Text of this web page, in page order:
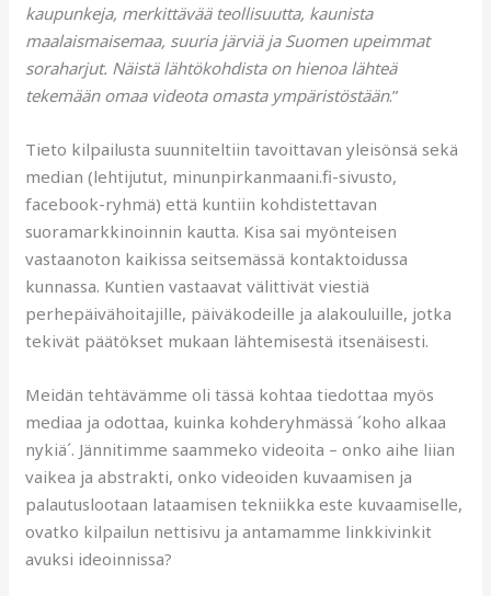
kaupunkeja, merkittävää teollisuutta, kaunista
maalaismaisemaa, suuria järviä ja Suomen upeimmat
soraharjut. Näistä lähtökohdista on hienoa lähteä
tekemään omaa videota omasta ympäristöstään.”
Tieto kilpailusta suunniteltiin tavoittavan yleisönsä sekä
median (lehtijutut, minunpirkanmaani.fi-sivusto,
facebook-ryhmä) että kuntiin kohdistettavan
suoramarkkinoinnin kautta. Kisa sai myönteisen
vastaanoton kaikissa seitsemässä kontaktoidussa
kunnassa. Kuntien vastaavat välittivät viestiä
perhepäivähoitajille, päiväkodeille ja alakouluille, jotka
tekivät päätökset mukaan lähtemisestä itsenäisesti.
Meidän tehtävämme oli tässä kohtaa tiedottaa myös
mediaa ja odottaa, kuinka kohderyhmässä ´koho alkaa
nykiä´. Jännitimme saammeko videoita – onko aihe liian
vaikea ja abstrakti, onko videoiden kuvaamisen ja
palautuslootaan lataamisen tekniikka este kuvaamiselle,
ovatko kilpailun nettisivu ja antamamme linkkivinkit
avuksi ideoinnissa?